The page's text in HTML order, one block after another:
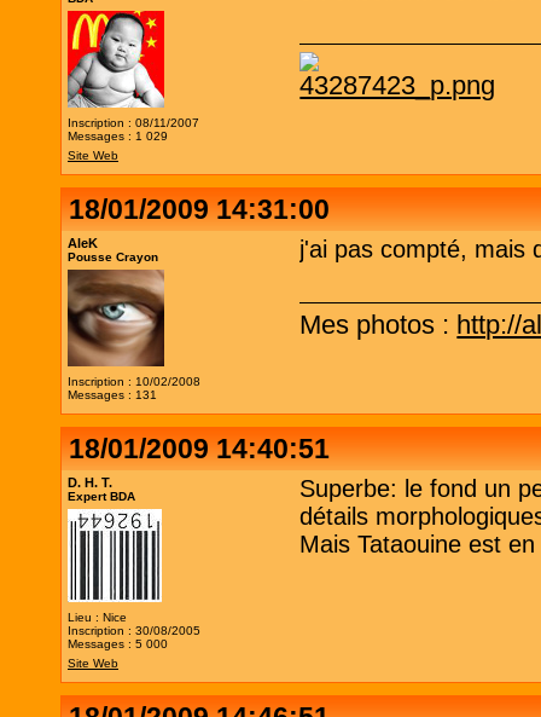
Inscription : 08/11/2007
Messages : 1 029
Site Web
18/01/2009 14:31:00
AleK
Pousse Crayon
Inscription : 10/02/2008
Messages : 131
j'ai pas compté, mais
Mes photos : http://
18/01/2009 14:40:51
D. H. T.
Expert BDA
Lieu : Nice
Inscription : 30/08/2005
Messages : 5 000
Site Web
Superbe: le fond un
détails
Mais Tataouine est